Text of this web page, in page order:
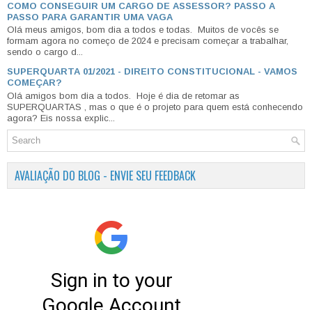
COMO CONSEGUIR UM CARGO DE ASSESSOR? PASSO A
PASSO PARA GARANTIR UMA VAGA
Olá meus amigos, bom dia a todos e todas. Muitos de vocês se
formam agora no começo de 2024 e precisam começar a trabalhar,
sendo o cargo d...
SUPERQUARTA 01/2021 - DIREITO CONSTITUCIONAL - VAMOS
COMEÇAR?
Olá amigos bom dia a todos. Hoje é dia de retomar as
SUPERQUARTAS , mas o que é o projeto para quem está conhecendo
agora? Eis nossa explic...
AVALIAÇÃO DO BLOG - ENVIE SEU FEEDBACK